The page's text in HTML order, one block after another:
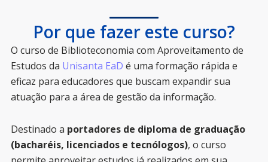
Por que fazer este curso?
O curso de Biblioteconomia com Aproveitamento de
Estudos da Unisanta EaD é uma formação rápida e
eficaz para educadores que buscam expandir sua
atuação para a área de gestão da informação.
Destinado a portadores de diploma de graduação
(bacharéis, licenciados e tecnólogos), o curso